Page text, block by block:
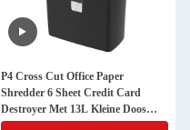
P4 Cross Cut Office Paper
Shredder 6 Sheet Credit Card
Destroyer Met 13L Kleine Doos
Voor Huishoudelijk Gebruik